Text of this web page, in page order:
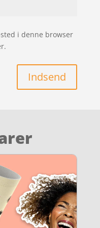
i denne browser
Indsend